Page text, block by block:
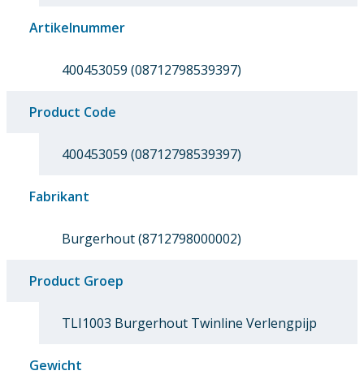
Artikelnummer
400453059 (08712798539397)
Product Code
400453059 (08712798539397)
Fabrikant
Burgerhout (8712798000002)
Product Groep
TLI1003 Burgerhout Twinline Verlengpijp
Gewicht